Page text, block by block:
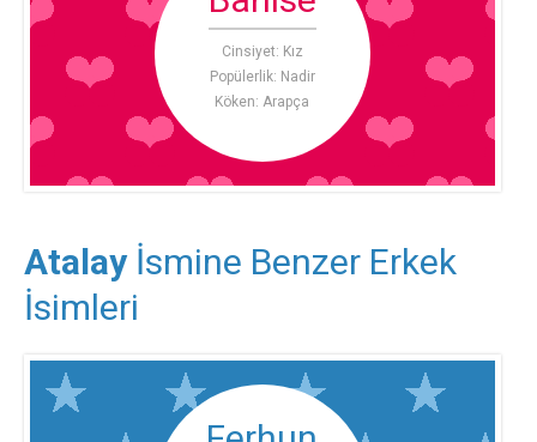
Cinsiyet: Kız
Popülerlik: Nadir
Köken: Arapça
Atalayİsmine Benzer Erkek
İsimleri